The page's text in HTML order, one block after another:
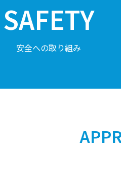
SAFETY
安全への取り組み